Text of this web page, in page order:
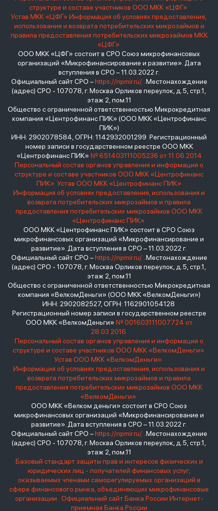
структуре и составе участников ООО МКК «ЦФГ»
Устав МКК «ЦФГ» Информация об условиях предоставления,
использования и возврата потребительских микрозаймов и
правила предоставления потребительских микрозаймов МКК
«ЦФГ»
ООО МКК «ЦФГ» состоит в СРО Союз микрофинансовых
организаций «Микрофинансирование и развитие». Дата
вступления в СРО – 11.03.2022 г.
Официальный сайт СРО –https://npmir.ru/. Местонахождение
(адрес) СРО - 107078, г. Москва Орликов переулок, д.5, стр.1,
этаж 2, пом.11
Общество с ограниченной ответственностью Микрокредитная
компания «Центрофинанс ПИК» (ООО МКК «Центрофинанс
ПИК»)
ИНН: 2902078584, ОГРН: 1142932001299 Регистрационный
номер записи в государственном реестре ООО МКК
«Центрофинанс ПИК» № 651403111005236 от 11.06.2014
Персональный состав органов управления и информация о
структуре и составе участников ООО МКК «Центрофинанс
ПИК» Устав ООО МКК «Центрофинанс ПИК»
Информация об условиях предоставления, использования и
возврата потребительских микрозаймов и правила
предоставления потребительских микрозаймов ООО МКК
«Центрофинанс ПИК»
ООО МКК «Центрофинанс ПИК» состоит в СРО Союз
микрофинансовых организаций «Микрофинансирование и
развитие». Дата вступления в СРО – 11.03.2022 г.
Официальный сайт СРО –https://npmir.ru/. Местонахождение
(адрес) СРО - 107078, г. Москва Орликов переулок, д.5, стр.1,
этаж 2, пом.11
Общество с ограниченной ответственностью Микрокредитная
компания «ВелкомДеньги» (ООО МКК «ВелкомДеньги»)
ИНН: 2902082527, ОГРН: 1162901054128
Регистрационный номер записи в государственном реестре
ООО МКК «ВелкомДеньги» № 001603111007724 от
28.03.2016
Персональный состав органов управления и информация о
структуре и составе участников ООО МКК «ВелкомДеньги»
Устав ООО МКК «ВелкомДеньги»
Информация об условиях предоставления, использования и
возврата потребительских микрозаймов и правила
предоставления потребительских микрозаймов ООО МКК
«ВелкомДеньги»
ООО МКК «Велком деньги» состоит в СРО Союз
микрофинансовых организаций «Микрофинансирование и
развитие». Дата вступления в СРО – 11.03.2022 г.
Официальный сайт СРО –https://npmir.ru/. Местонахождение
(адрес) СРО - 107078, г. Москва Орликов переулок, д.5, стр.1,
этаж 2, пом.11
Базовый стандарт защиты прав и интересов физических и
юридических лиц - получателей финансовых услуг,
оказываемых членами саморегулируемых организаций в
сфере финансового рынка, объединяющих микрофинансовые
организации
Официальный сайт Банка России Интернет-
приемная Банка России